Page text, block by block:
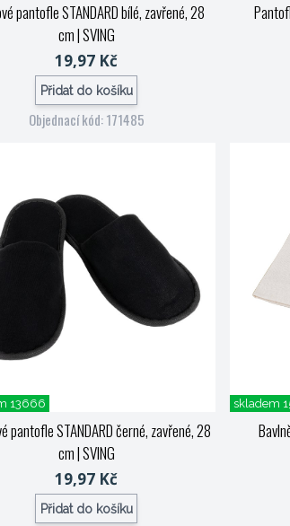
pantofle STANDARD bílé, zavřené, 28
cm| SVING
19,97 Kč
Přidat do košíku
Objednací kód: 171485
13666
pantofle STANDARD černé, zavřené, 28
cm| SVING
19,97 Kč
Přidat do košíku
skladem